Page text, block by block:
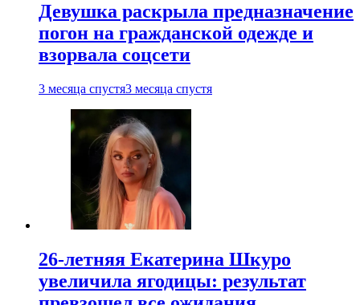
Девушка раскрыла предназначение
погон на гражданской одежде и
взорвала соцсети
3 месяца спустя3 месяца спустя
26-летняя Екатерина Шкуро
увеличила ягодицы: результат